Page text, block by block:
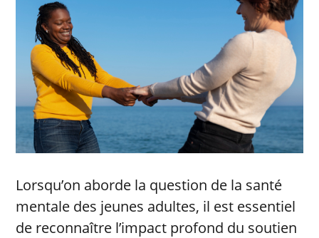
Lorsqu’on aborde la question de la santé
mentale des jeunes adultes, il est essentiel
de reconnaître l’impact profond du soutien